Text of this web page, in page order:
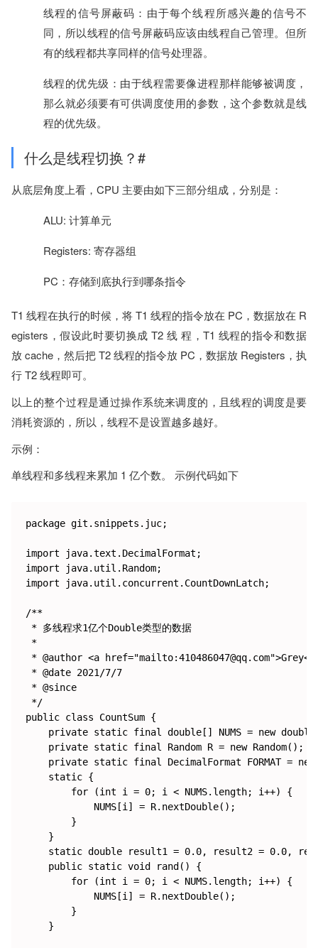
线程的信号屏蔽码：由于每个线程所感兴趣的信号不
同，所以线程的信号屏蔽码应该由线程自己管理。但所
有的线程都共享同样的信号处理器。
线程的优先级：由于线程需要像进程那样能够被调度，
那么就必须要有可供调度使用的参数，这个参数就是线
程的优先级。
什么是线程切换？#
从底层角度上看，CPU 主要由如下三部分组成，分别是：
ALU: 计算单元
Registers: 寄存器组
PC：存储到底执行到哪条指令
T1 线程在执行的时候，将 T1 线程的指令放在 PC，数据放在 R
egisters，假设此时要切换成 T2 线 程，T1 线程的指令和数据
放 cache，然后把 T2 线程的指令放 PC，数据放 Registers，执
行 T2 线程即可。
以上的整个过程是通过操作系统来调度的，且线程的调度是要
消耗资源的，所以，线程不是设置越多越好。
示例：
单线程和多线程来累加 1 亿个数。 示例代码如下
package git.snippets.juc;
import java.text.DecimalFormat;
import java.util.Random;
import java.util.concurrent.CountDownLatch;
/**
* 多线程求1亿个Double类型的数据
*
* @author <a href="mailto:410486047@qq.com">Grey</
* @date 2021/7/7
* @since
*/
public class CountSum {
private static final double[] NUMS = new
    private static final Random R = new Random();
private static final DecimalFormat FORMAT =
    static {
        for (int i = 0; i < NUMS.length; i++) {
            NUMS[i] = R.nextDouble();
        }
    }
static double result1 = 0.0, result2 = 0.0,
    public static void rand() {
        for (int i = 0; i < NUMS.length; i++) {
            NUMS[i] = R.nextDouble();
        }
    }